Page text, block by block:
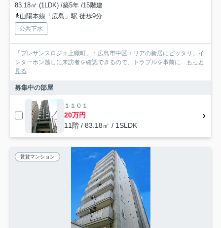
83.18㎡ (1LDK) /築5年 /15階建
山陽本線「広島」駅 徒歩9分
公共下水
「プレサンスロジェ上幟町」：広島市中区エリアの新居にピッタリ。イ
ンターホン越しに来訪者を確認できるので、トラブルを事前に...
もっと
見る
募集中の部屋
１１０１
20万円
11階 / 83.18㎡ / 1SLDK
賃貸マンション